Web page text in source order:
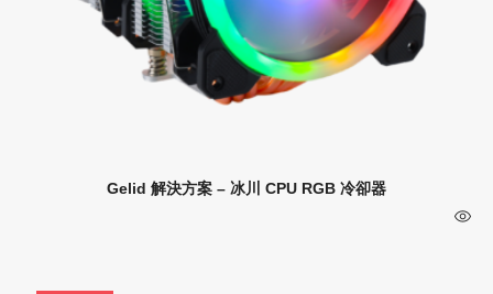
Gelid 解決方案 – 冰川 CPU RGB 冷卻器